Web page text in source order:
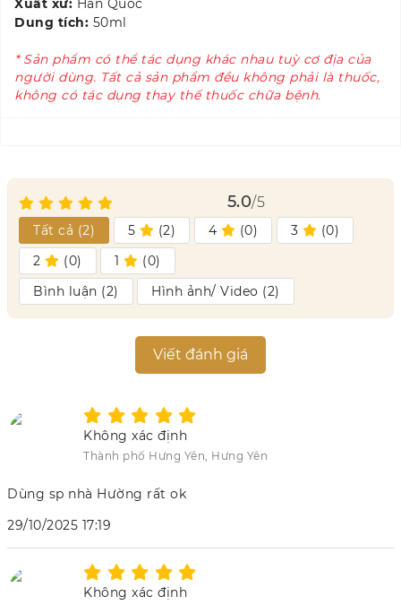
Xuất xứ: Hàn Quốc
Dung tích: 50ml
* Sản phẩm có thể tác dụng khác nhau tuỳ cơ địa của
người dùng. Tất cả sản phẩm đều không phải là thuốc,
không có tác dụng thay thế thuốc chữa bệnh.
5.0/5
Tất cả (2) 5 (2) 4 (0) 3 (0)
2
(0) 1 (0)
Bình luận (2) Hình ảnh/ Video (2)
Viết đánh giá
Không xác định
Thành phố Hưng Yên, Hưng Yên
Dùng sp nhà Hường rất ok
29/10/2025 17:19
Không xác định